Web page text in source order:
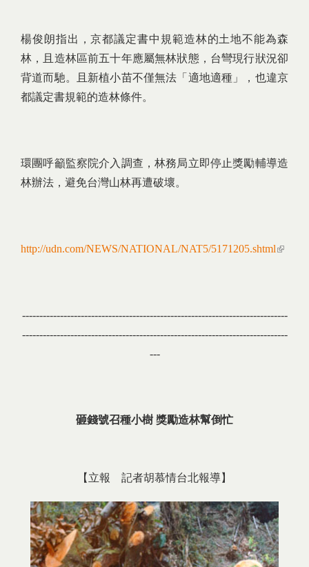
楊俊朗指出，京都議定書中規範造林的土地不能為森
林，且造林區前五十年應屬無林狀態，台彎現行狀況卻
背道而馳。且新植小苗不僅無法「適地適種」，也違京
都議定書規範的造林條件。
環團呼籲監察院介入調查，林務局立即停止獎勵輔導造
林辦法，避免台灣山林再遭破壞。
http://udn.com/NEWS/NATIONAL/NAT5/5171205.shtml(link
-----------------------------------------------------------------------------
-----------------------------------------------------------------------------
---
砸錢號召種小樹 獎勵造林幫倒忙
【立報 記者胡慕情台北報導】